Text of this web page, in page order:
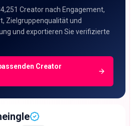
Creator nach Engagement,
Zielgruppenqualität und
und exportieren Sie verifizierte
Creator